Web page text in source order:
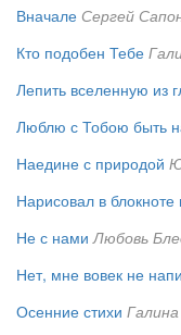
Вначале Сергей
Кто подобен Тебе
Лепить вселенную из
Люблю с Тобою быть
Наедине с природой
Нарисовал в блокноте
Не с нами Любовь
Нет, мне вовек не
Осенние стихи